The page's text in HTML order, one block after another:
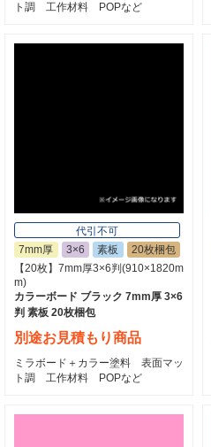
ト調 工作材料 POPなど
代引不可
7mm厚
3×6 素板
20枚梱包
【20枚】7mm厚3×6判(910×1820m
m)
カラーボード ブラック 7mm厚 3×6
判 素板 20枚梱包
別途お見積もり商品
ミラボード＋カラー塗料 表面マッ
ト調 工作材料 POPなど